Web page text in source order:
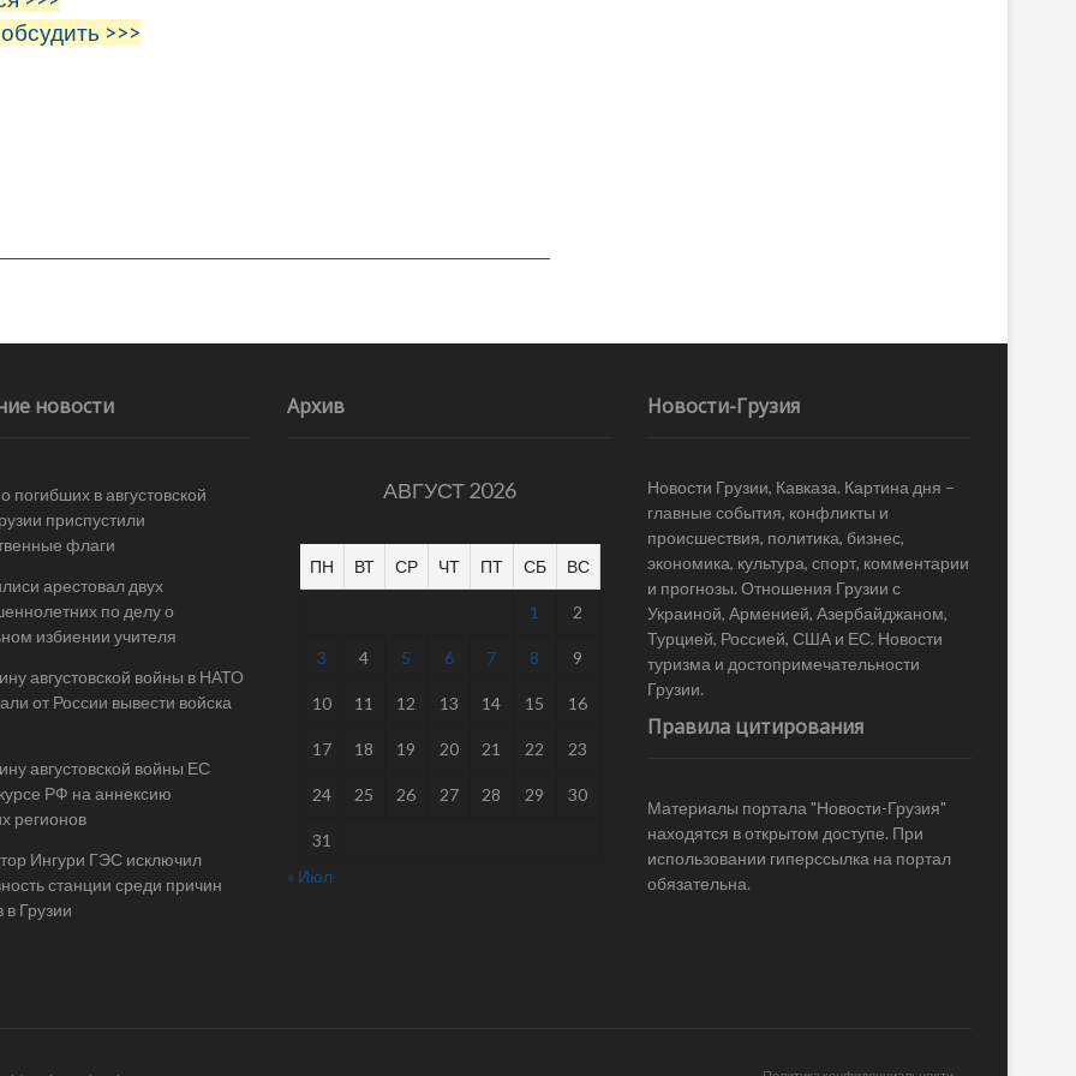
>>>
новости
погибших в августовской
приспустили
флаги
арестовал двух
по делу о
избиении учителя
августовской войны в НАТО
от России вывести войска
августовской войны ЕС
РФ на аннексию
регионов
Ингури ГЭС исключил
станции среди причин
в Грузии
Архив
АВГУСТ 2026
ПН ВТ СР ЧТ ПТ СБ ВС
1 2
3 4 5 6 7 8 9
10 11 12 13 14 15 16
17 18 19 20 21 22 23
24 25 26 27 28 29 30
31
« Июл
Новости-Грузия
Новости Грузии, Кавказа. Картина дня –
главные события, конфликты и
происшествия, политика, бизнес,
экономика, культура, спорт, комментарии
и прогнозы. Отношения Грузии с
Украиной, Арменией, Азербайджаном,
Турцией, Россией, США и ЕС. Новости
туризма и достопримечательности
Грузии.
Правила цитирования
Материалы портала "Новости-Грузия"
находятся в открытом доступе. При
использовании гиперссылка на портал
обязательна.